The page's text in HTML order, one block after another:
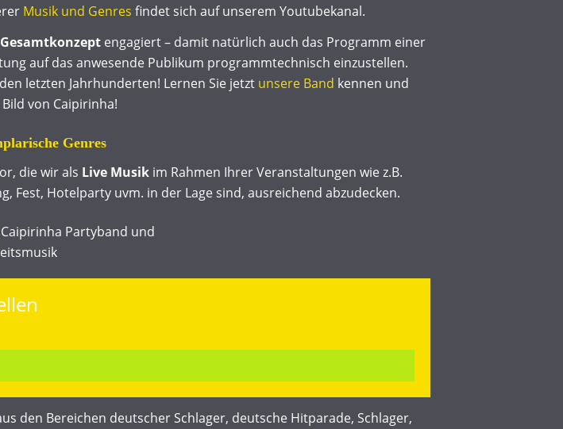
Musik und Genres findet sich auf unserem Youtubekanal.
Gesamtkonzept engagiert – damit natürlich auch das Programm einer
auf das anwesende Publikum programmtechnisch einzustellen.
letzten Jahrhunderten! Lernen Sie jetzt unsere Band kennen und
von Caipirinha!
Genres
die wir als Live Musikim Rahmen Ihrer Veranstaltungen wie z.B.
Fest, Hotelparty uvm. in der Lage sind, ausreichend abzudecken.
den Bereichen deutscher Schlager, deutsche Hitparade, Schlager,